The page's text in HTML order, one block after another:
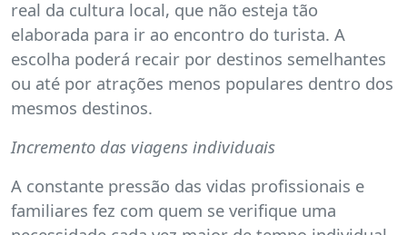
real da cultura local, que não esteja tão
elaborada para ir ao encontro do turista. A
escolha poderá recair por destinos semelhantes
ou até por atrações menos populares dentro dos
mesmos destinos.
Incremento das viagens individuais
A constante pressão das vidas profissionais e
familiares fez com quem se verifique uma